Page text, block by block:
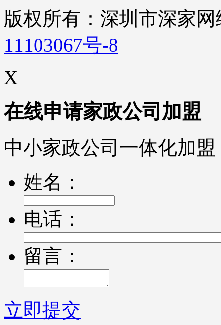
版权所有：深圳市深家
11103067号-8
X
在线申请家政公司加盟
中小家政公司一体化加
姓名：
电话：
留言：
立即提交